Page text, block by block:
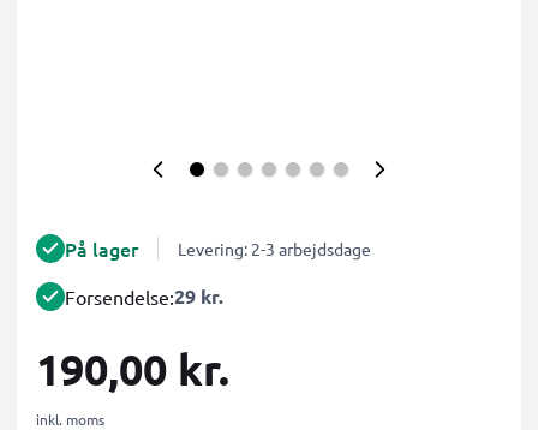
På lager Levering: 2-3 arbejdsdage
Forsendelse:29 kr.
190,00 kr.
inkl. moms